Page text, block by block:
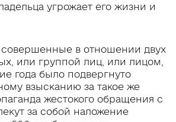
угрожает его жизни и
совершенные в отношении двух
или группой лиц, или лицом,
года было подвергнуто
взысканию за такое же
жестокого обращения с
за собой наложение